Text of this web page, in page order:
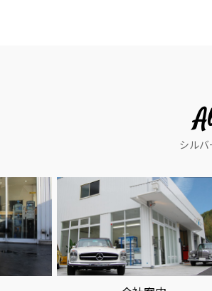
シルバ